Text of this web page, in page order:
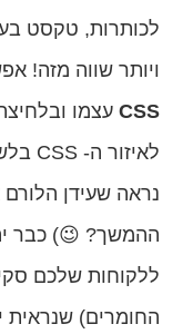
לכותרות, טקסט
ויותר שווה מזה!
CSS עצמו
לאיזור ה- CSS בלשונית מתקדם.
נראה שעידן הלורם
ההמשך? 😉) כבר
ללקוחות שלכם
החומרים) שנראית